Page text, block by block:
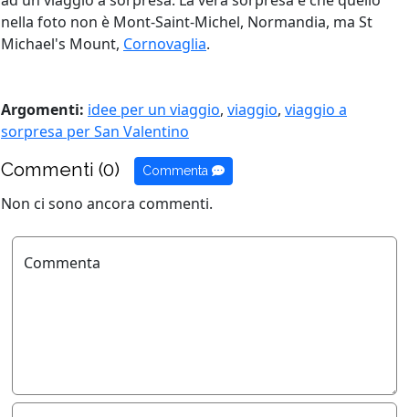
nella foto non è Mont-Saint-Michel, Normandia, ma St
Michael's Mount, Cornovaglia.
Argomenti: idee per un viaggio, viaggio, viaggio a
sorpresa per San Valentino
Commenti (0) Commenta
Non ci sono ancora commenti.
Commenta